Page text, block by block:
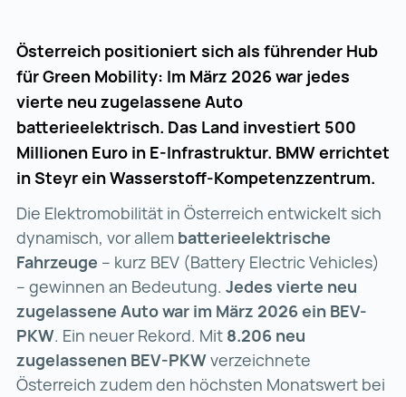
Österreich positioniert sich als führender Hub
für Green Mobility: Im März 2026 war jedes
vierte neu zugelassene Auto
batterieelektrisch. Das Land investiert 500
Millionen Euro in E-Infrastruktur. BMW errichtet
in Steyr ein Wasserstoff-Kompetenzzentrum.
Die Elektromobilität in Österreich entwickelt sich
dynamisch, vor allem batterieelektrische
Fahrzeuge – kurz BEV (Battery Electric Vehicles)
– gewinnen an Bedeutung. Jedes vierte neu
zugelassene Auto war im März 2026 ein BEV-
PKW. Ein neuer Rekord. Mit 8.206 neu
zugelassenen BEV-PKWverzeichnete
Österreich zudem den höchsten Monatswert bei